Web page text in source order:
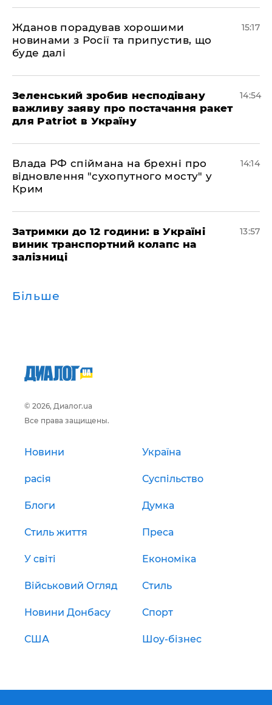
Жданов порадував хорошими
новинами з Росії та припустив, що
буде далі
15:17
Зеленський зробив несподівану
важливу заяву про постачання ракет
для Patriot в Україну
14:54
Влада РФ спіймана на брехні про
відновлення "сухопутного мосту" у
Крим
14:14
Затримки до 12 години: в Україні
виник транспортний колапс на
залізниці
13:57
Більше
© 2026, Диалог.ua
Все права защищены.
Новини Україна
расія Суспільство
Блоги Думка
Стиль життя Преса
У світі Економіка
Військовий Огляд Стиль
Новини Донбасу Спорт
США Шоу-бізнес